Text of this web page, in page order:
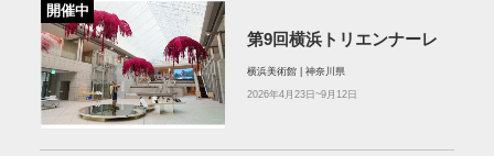
開催中
第9回横浜トリエンナーレ
横浜美術館 | 神奈川県
2026年4月23日~9月12日